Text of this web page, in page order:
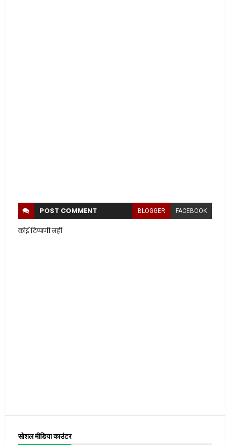
POST COMMENT BLOGGER FACEBOOK
कोई टिप्पणी नहीं
सोशल मीडिया काउंटर